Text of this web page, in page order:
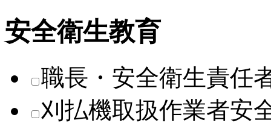
安全衛生教育
職長・安全衛生責任
刈払機取扱作業者安